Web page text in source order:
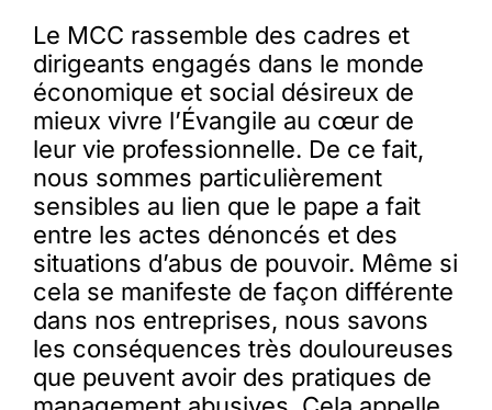
Le MCC rassemble des cadres et
dirigeants engagés dans le monde
économique et social désireux de
mieux vivre l’Évangile au cœur de
leur vie professionnelle. De ce fait,
nous sommes particulièrement
sensibles au lien que le pape a fait
entre les actes dénoncés et des
situations d’abus de pouvoir. Même si
cela se manifeste de façon différente
dans nos entreprises, nous savons
les conséquences très douloureuses
que peuvent avoir des pratiques de